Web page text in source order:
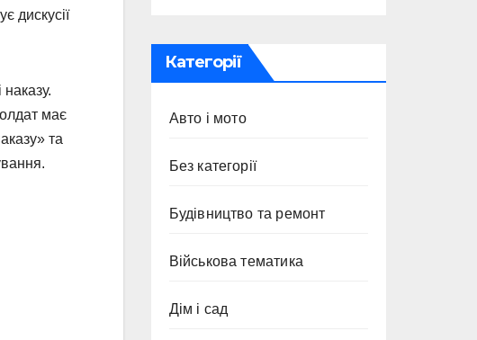
дискусії
має
та
Категорії
Авто і мото
Без категорії
Будівництво та ремонт
Військова тематика
Дім і сад